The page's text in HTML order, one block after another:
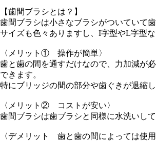
【歯間ブラシとは？】
歯間ブラシは小さなブラシがついていて
サイズも色々ありますし、I字型やL字型
〈メリット① 操作が簡単〉
歯と歯の間を通すだけなので、力加減が
できます。
特にブリッジの間の部分や歯ぐきが退縮
〈メリット② コストが安い〉
歯間ブラシは歯ブラシと同様に水洗いし
〈デメリット 歯と歯の間によっては使用